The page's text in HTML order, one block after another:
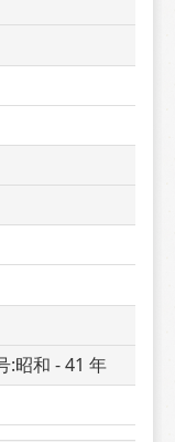
:昭和 - 41 年